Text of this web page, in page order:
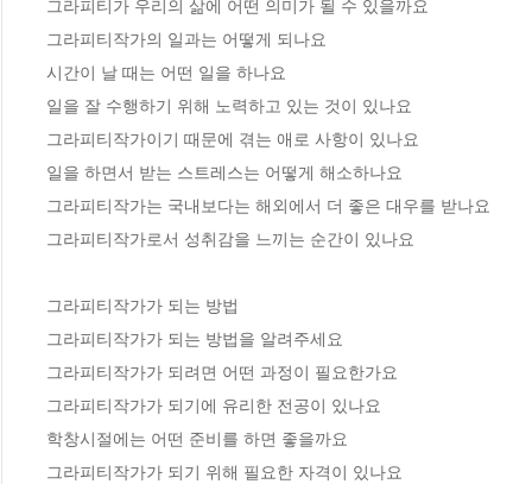
그라피티가 우리의 삶에 어떤 의미가 될 수 있을까요
그라피티작가의 일과는 어떻게 되나요
시간이 날 때는 어떤 일을 하나요
일을 잘 수행하기 위해 노력하고 있는 것이 있나요
그라피티작가이기 때문에 겪는 애로 사항이 있나요
일을 하면서 받는 스트레스는 어떻게 해소하나요
그라피티작가는 국내보다는 해외에서 더 좋은 대우를 받나요
그라피티작가로서 성취감을 느끼는 순간이 있나요
그라피티작가가 되는 방법
그라피티작가가 되는 방법을 알려주세요
그라피티작가가 되려면 어떤 과정이 필요한가요
그라피티작가가 되기에 유리한 전공이 있나요
학창시절에는 어떤 준비를 하면 좋을까요
그라피티작가가 되기 위해 필요한 자격이 있나요